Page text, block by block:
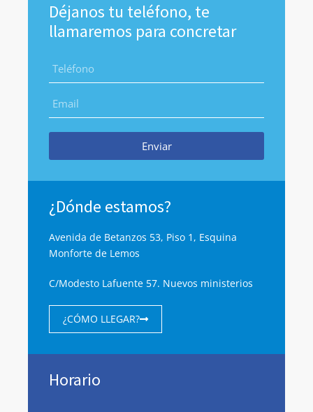
Déjanos tu teléfono, te
llamaremos para concretar
Enviar
¿Dónde estamos?
Avenida de Betanzos 53, Piso 1, Esquina
Monforte de Lemos
C/Modesto Lafuente 57. Nuevos ministerios
¿CÓMO LLEGAR?
Horario